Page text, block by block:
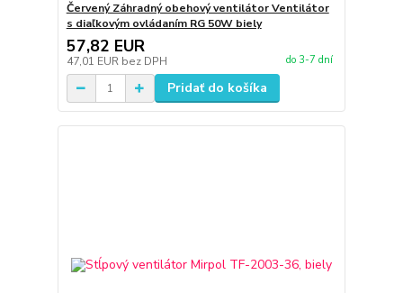
Červený Záhradný obehový ventilátor Ventilátor
s diaľkovým ovládaním RG 50W biely
57,82 EUR
47,01 EUR bez DPH do 3-7 dní
Pridať do košíka